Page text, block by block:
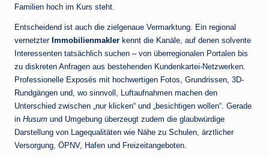
Familien hoch im Kurs steht.
Entscheidend ist auch die zielgenaue Vermarktung. Ein regional
vernetzter Immobilienmakler kennt die Kanäle, auf denen solvente
Interessenten tatsächlich suchen – von überregionalen Portalen bis
zu diskreten Anfragen aus bestehenden Kundenkartei-Netzwerken.
Professionelle Exposés mit hochwertigen Fotos, Grundrissen, 3D-
Rundgängen und, wo sinnvoll, Luftaufnahmen machen den
Unterschied zwischen „nur klicken“ und „besichtigen wollen“. Gerade
in Husum und Umgebung überzeugt zudem die glaubwürdige
Darstellung von Lagequalitäten wie Nähe zu Schulen, ärztlicher
Versorgung, ÖPNV, Hafen und Freizeitangeboten.